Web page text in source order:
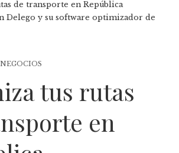
de transporte en República
Delego y su software optimizador de
tus rutas
en